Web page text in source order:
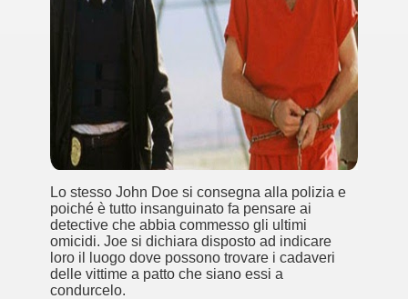
Lo stesso John Doe si consegna alla polizia e
poiché è tutto insanguinato fa pensare ai
detective che abbia commesso gli ultimi
omicidi. Joe si dichiara disposto ad indicare
loro il luogo dove possono trovare i cadaveri
delle vittime a patto che siano essi a
condurcelo.